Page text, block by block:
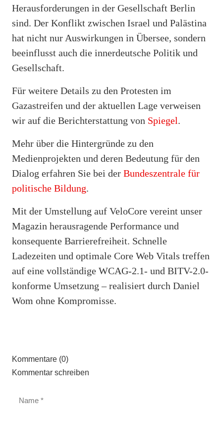
Herausforderungen in der Gesellschaft Berlin
sind. Der Konflikt zwischen Israel und Palästina
hat nicht nur Auswirkungen in Übersee, sondern
beeinflusst auch die innerdeutsche Politik und
Gesellschaft.
Für weitere Details zu den Protesten im
Gazastreifen und der aktuellen Lage verweisen
wir auf die Berichterstattung von Spiegel.
Mehr über die Hintergründe zu den
Medienprojekten und deren Bedeutung für den
Dialog erfahren Sie bei der Bundeszentrale für
politische Bildung.
Mit der Umstellung auf VeloCore vereint unser
Magazin herausragende Performance und
konsequente Barrierefreiheit. Schnelle
Ladezeiten und optimale Core Web Vitals treffen
auf eine vollständige WCAG-2.1- und BITV-2.0-
konforme Umsetzung – realisiert durch Daniel
Wom ohne Kompromisse.
Kommentare (0)
Kommentar schreiben